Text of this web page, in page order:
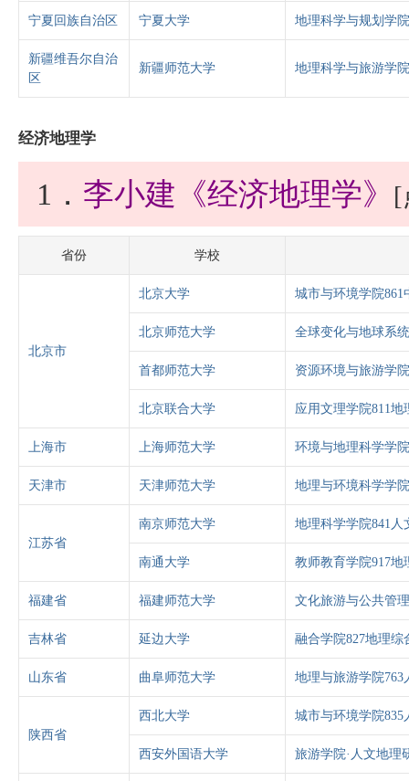
宁夏回族自治区 宁夏大学 地理科学与规划学
新疆维吾尔自治
区
新疆师范大学 地理科学与旅游学
经济地理学
1． 李小建《经济地理学》 [
省份 学校
北京市
北京大学 城市与环境学院861
北京师范大学 全球变化与地球系
首都师范大学 资源环境与旅游学
北京联合大学 应用文理学院811地
上海市 上海师范大学 环境与地理科学学
天津市 天津师范大学 地理与环境科学学
江苏省
南京师范大学 地理科学学院841人
南通大学 教师教育学院917
福建省 福建师范大学 文化旅游与公共管
吉林省 延边大学 融合学院827地理综
山东省 曲阜师范大学 地理与旅游学院763
陕西省
西北大学 城市与环境学院835
西安外国语大学 旅游学院·人文地理